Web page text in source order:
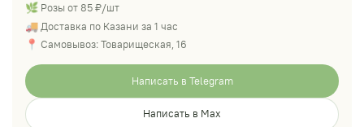
🌿 Розы от 85 ₽/шт
🚚 Доставка по Казани за 1 час
📍 Самовывоз: Товарищеская, 16
Написать в Telegram
Написать в Max